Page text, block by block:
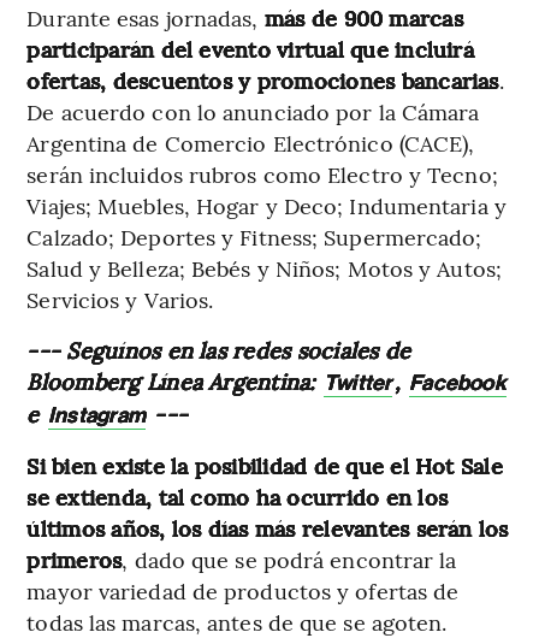
Durante esas jornadas, más de 900 marcas
participarán del evento virtual que incluirá
ofertas, descuentos y promociones bancarias.
De acuerdo con lo anunciado por la Cámara
Argentina de Comercio Electrónico (CACE),
serán incluidos rubros como Electro y Tecno;
Viajes; Muebles, Hogar y Deco; Indumentaria y
Calzado; Deportes y Fitness; Supermercado;
Salud y Belleza; Bebés y Niños; Motos y Autos;
Servicios y Varios.
--- Seguínos en las redes sociales de
Bloomberg Línea Argentina: Twitter, Facebook
e Instagram ---
Si bien existe la posibilidad de que el Hot Sale
se extienda, tal como ha ocurrido en los
últimos años, los días más relevantes serán los
primeros, dado que se podrá encontrar la
mayor variedad de productos y ofertas de
todas las marcas, antes de que se agoten.